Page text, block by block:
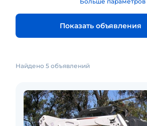
Показать объявления
Найдено 5 объявлений